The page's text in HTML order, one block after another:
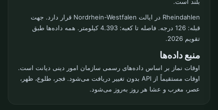
بلند است.
Rheindahlen در ایالت Nordrhein-Westfalen قرار دارد. جهت
قبله: 126 درجه. فاصله تا کعبه: 4.393 کیلومتر. همه داده‌ها طبق
تقویم 2026.
منبع داده‌ها
اوقات نماز بر اساس داده‌های رسمی سازمان امور دینی دیانت است.
اوقات مستقیماً از API بدون تغییر دریافت می‌شود. فجر، طلوع، ظهر،
عصر، مغرب و عشا هر روز به‌روز می‌شود.